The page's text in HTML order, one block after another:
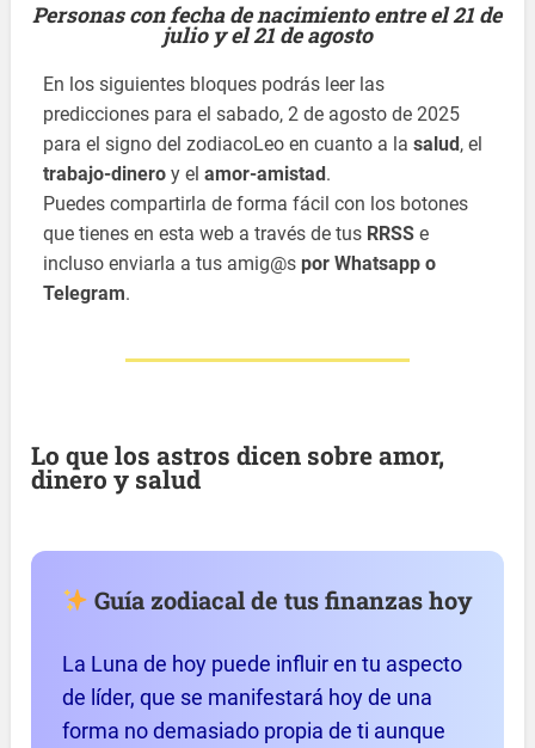
Personas con fecha de nacimiento entre el 21 de
julio y el 21 de agosto
En los siguientes bloques podrás leer las
predicciones para el sabado, 2 de agosto de 2025
para el signo del zodiacoLeo en cuanto a lasalud , el
trabajo-dinero y elamor-amistad .
Puedes compartirla de forma fácil con los botones
que tienes en esta web a través de tus RRSS e
incluso enviarla a tus amig@spor Whatsapp o
Telegram.
Lo que los astros dicen sobre amor,
dinero y salud
Guía zodiacal de tus finanzas hoy
La Luna de hoy puede influir en tu aspecto
de líder, que se manifestará hoy de una
forma no demasiado propia de ti aunque